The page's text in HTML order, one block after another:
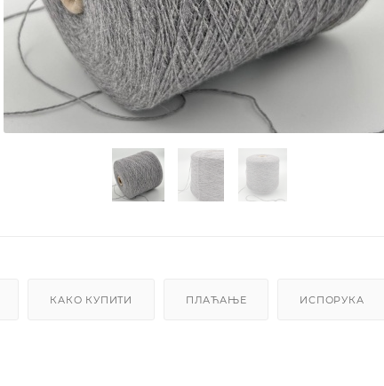
КАКО КУПИТИ ПЛАЋАЊЕ ИСПОРУКА